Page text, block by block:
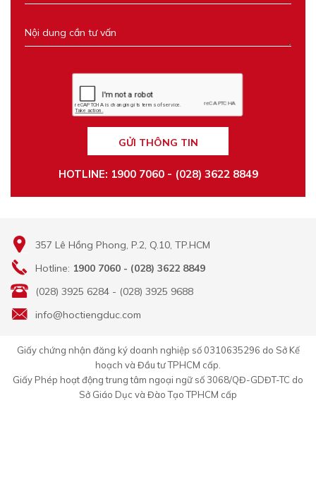
GỬI THÔNG TIN
HOTLINE: 1900 7060 - (028) 3622 8849
357 Lê Hồng Phong, P.2, Q.10, TP.HCM
Hotline: 1900 7060 - (028) 3622 8849
(028) 3925 6284 - (028) 3925 9688
info@hoctiengduc.com
Giấy chứng nhận đăng ký doanh nghiệp số 0310635296 do Sở Kế
hoạch và Đầu tư TPHCM cấp.
Giấy Phép hoạt động trung tâm ngoại ngữ số 3068/QĐ-GDĐT-TC do
Sở Giáo Dục và Đào Tạo TPHCM cấp